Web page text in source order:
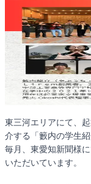
東三河エリアにて、
介する「籔内の学生紹
毎月、東愛知新聞様
いただいています。